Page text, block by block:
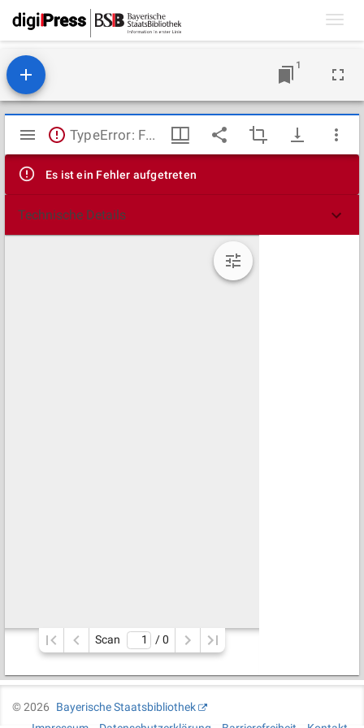
1
Mirador
Viewer
TypeError: Failed to fetch
Es ist ein Fehler aufgetreten
Technische Details
Scan / 0
©2026
Bayerische Staatsbibliothek